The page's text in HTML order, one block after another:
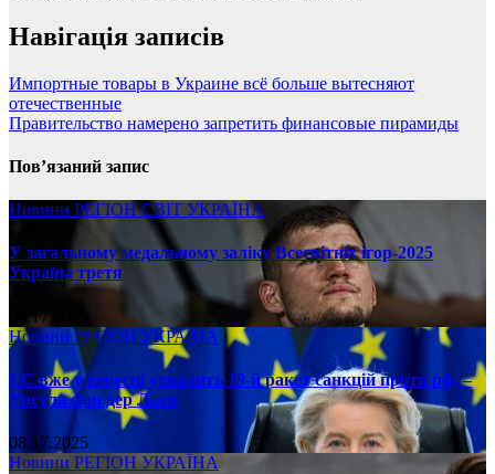
Навігація записів
Импортные товары в Украине всё больше вытесняют
отечественные
Правительство намерено запретить финансовые пирамиды
Пов’язаний запис
Новини РЕГІОНСВІТ УКРАЇНА
У загальному медальному заліку Всесвітніх ігор-2025
Україна третя
08.17.2025
НовиниРЕГІОН УКРАЇНА
ЄС вже у вересні ухвалить 19-й ракет санкцій проти рф, –
Урсула фон дер Ляєн
08.17.2025
Новини РЕГІОН УКРАЇНА